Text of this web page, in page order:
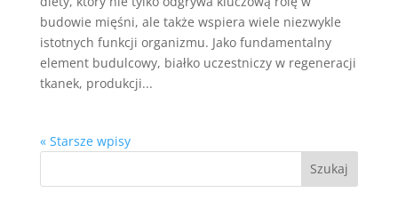
budowie mięśni, ale także wspiera wiele niezwykle
istotnych funkcji organizmu. Jako fundamentalny
element budulcowy, białko uczestniczy w regeneracji
tkanek, produkcji...
« Starsze wpisy